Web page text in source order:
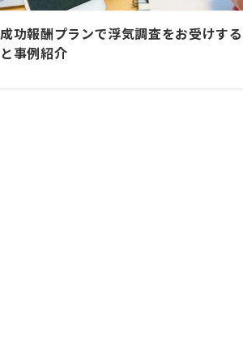
成功報酬プランで浮気調査をお受けす
と事例紹介